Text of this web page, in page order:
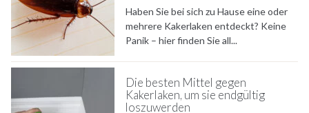
Haben Sie bei sich zu Hause eine oder
mehrere Kakerlaken entdeckt? Keine
Panik – hier finden Sie all...
Die besten Mittel gegen
Kakerlaken, um sie endgültig
loszuwerden